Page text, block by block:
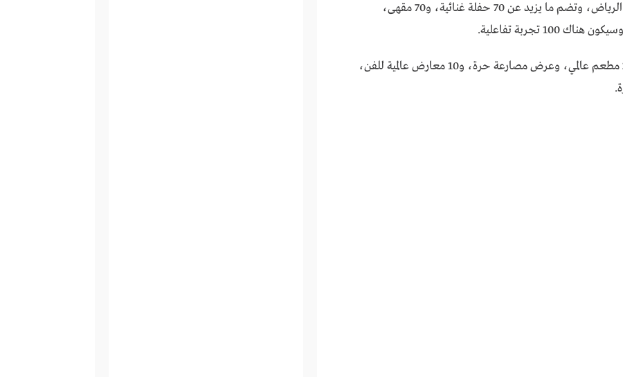
سيتم تنفيذ الفعاليات في أربعة عشر منطقة داخل الرياض، وتضم ما يزيد عن 70 حفلة غنائية، و70 مقهى،
كما سيحتوي على 6 مسرحيات عالمية، يشارك 200 مطعم عالمي، وعرض مصارعة حرة، و10 معارض عالمية للفن،